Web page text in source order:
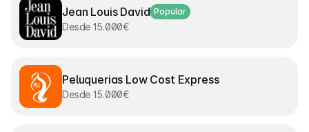
Jean Louis David Popular
Desde 15.000€
Peluquerias Low Cost Express
Desde 15.000€